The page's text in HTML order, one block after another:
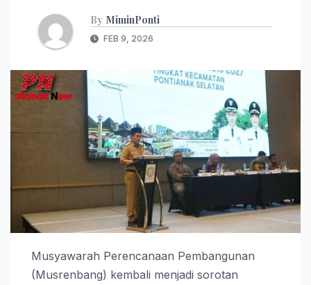
By MiminPonti
FEB 9, 2026
Musyawarah Perencanaan Pembangunan
(Musrenbang) kembali menjadi sorotan